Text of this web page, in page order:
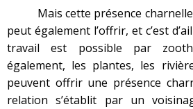
Mais cette présence charnelle
peut également l’offrir, et c’est
travail est possible par
également, les plantes, les
peuvent offrir une présence
relation s’établit par un